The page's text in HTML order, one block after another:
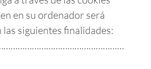
en su ordenador será
las siguientes finalidades: